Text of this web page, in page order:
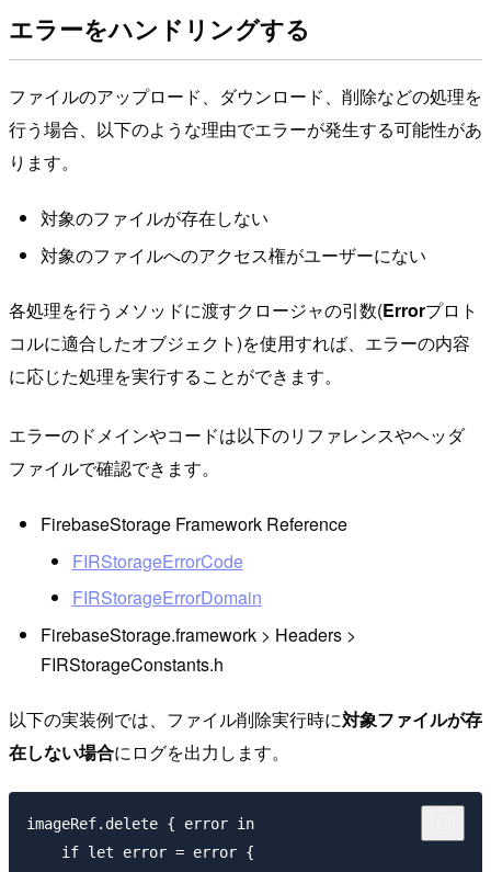
エラーをハンドリングする
ファイルのアップロード、ダウンロード、削除などの処理を
行う場合、以下のような理由でエラーが発生する可能性があ
ります。
対象のファイルが存在しない
対象のファイルへのアクセス権がユーザーにない
各処理を行うメソッドに渡すクロージャの引数(Errorプロト
コルに適合したオブジェクト)を使用すれば、エラーの内容
に応じた処理を実行することができます。
エラーのドメインやコードは以下のリファレンスやヘッダ
ファイルで確認できます。
FirebaseStorage Framework Reference
FIRStorageErrorCode
FIRStorageErrorDomain
FirebaseStorage.framework > Headers >
FIRStorageConstants.h
以下の実装例では、ファイル削除実行時に対象ファイルが存
在しない場合にログを出力します。
imageRef.delete { error in
    if let error = error {